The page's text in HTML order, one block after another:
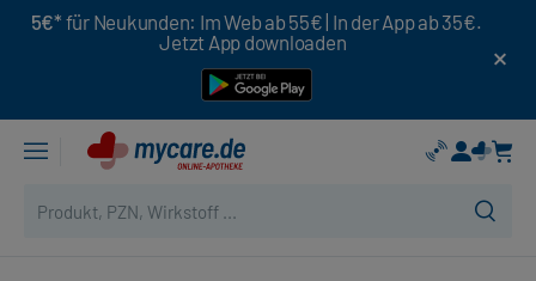
5€* für Neukunden: Im Web ab 55€ | In der App ab 35€.
Jetzt App downloaden